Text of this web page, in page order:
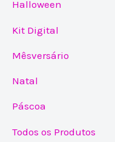
Halloween
Kit Digital
Mêsversário
Natal
Páscoa
Todos os Produtos